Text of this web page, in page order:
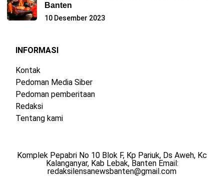
Banten
10 Desember 2023
INFORMASI
Kontak
Pedoman Media Siber
Pedoman pemberitaan
Redaksi
Tentang kami
Komplek Pepabri No 10 Blok F, Kp Pariuk, Ds Aweh, Kc
Kalanganyar, Kab Lebak, Banten Email:
redaksilensanewsbanten@gmail.com